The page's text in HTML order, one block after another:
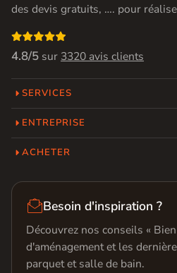
des devis gratuits, …. pour

4.8/5 sur 3320 avis clients
SERVICES
ENTREPRISE
ACHETER
Besoin d'inspiration ?
Découvrez nos conseils «
d'aménagement et les
parquet et salle de bain.